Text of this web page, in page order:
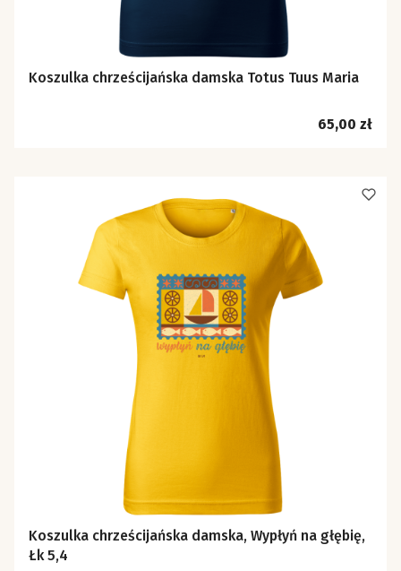
Koszulka chrześcijańska damska Totus Tuus Maria
Cena
65,00 zł
Koszulka chrześcijańska damska, Wypłyń na głębię,
Łk 5,4